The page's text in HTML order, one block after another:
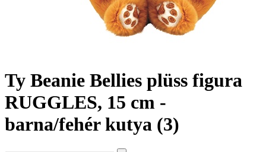
Ty Beanie Bellies plüss figura
RUGGLES, 15 cm -
barna/fehér kutya (3)